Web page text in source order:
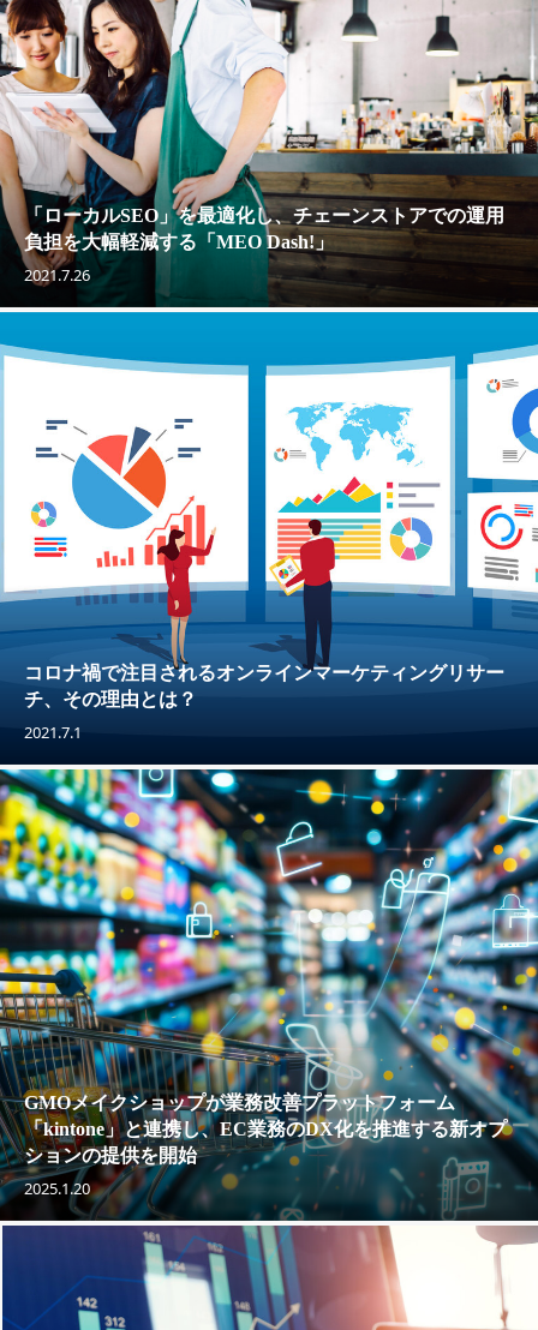
「ローカルSEO」を最適化し、チェーンストアでの運用
負担を大幅軽減する「MEO Dash!」
2021.7.26
コロナ禍で注目されるオンラインマーケティングリサー
チ、その理由とは？
2021.7.1
GMOメイクショップが業務改善プラットフォーム
「kintone」と連携し、EC業務のDX化を推進する新オプ
ションの提供を開始
2025.1.20